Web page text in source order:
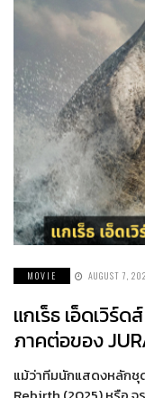
MOVIE AUGUST 7,
แกเร็ธ เอ็ดเวิร์
ภาคต่อของ
แม้ว่าทีมนักแสดงหลัก